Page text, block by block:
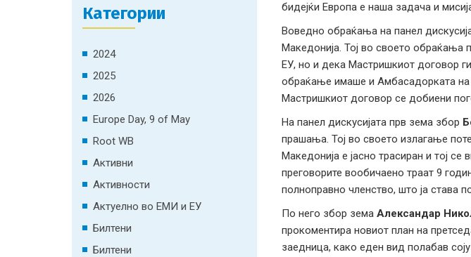
Категории
2024
2025
2026
Europe Day, 9 of May
Root WB
Активни
Активности
Актуелно во ЕМИ и ЕУ
Билтени
Билтени
бидејќи Европа е наша задача и
Воведно обраќања на панел
Македонија. Тој во своето обраќања
ЕУ, но и дека Мастришкиот договор
обраќање имаше и Амбасадорката на
Мастришкиот договор се добиени
На панел дискусијата прв зема збор
прашања. Тој во своето излагање
Македонија е јасно трасиран и тој
преговорите вообичаено траат 9
полноправно членство, што ја става
По него збор зема Александар
прокоментира новиот план на
заедница, како еден вид полабав